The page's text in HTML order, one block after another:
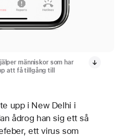
människor som har
att få tillgång till
upp i New Delhi i
ådrog han sig ett så
ett virus som